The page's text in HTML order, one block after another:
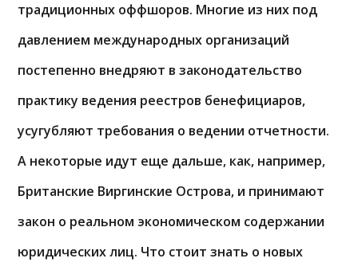
традиционных оффшоров. Многие из них под
давлением международных организаций
постепенно внедряют в законодательство
практику ведения реестров бенефициаров,
усугубляют требования о ведении отчетности.
А некоторые идут еще дальше, как, например,
Британские Виргинские Острова, и принимают
закон о реальном экономическом содержании
юридических лиц. Что стоит знать о новых